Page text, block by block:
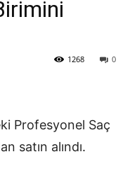
0
1268
Profesyonel Saç
satın alındı.